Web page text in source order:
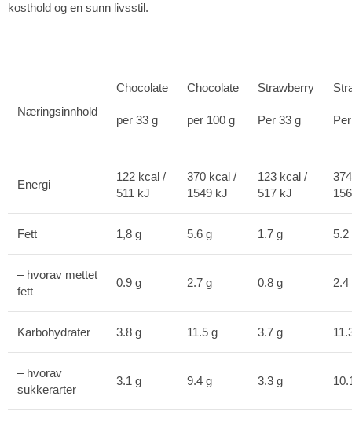
kosthold og en sunn livsstil.
Næringsinnhold
Chocolate
per 33 g
Chocolate
per 100 g
Strawberry
Per 33 g
Energi
122 kcal /
511 kJ
370 kcal /
1549 kJ
123 kcal /
517 kJ
Fett 1,8 g 5.6 g 1.7 g 5.2
– hvorav mettet
fett
0.9 g 2.7 g 0.8 g 2.4
Karbohydrater 3.8 g 11.5 g 3.7 g
– hvorav
sukkerarter
3.1 g 9.4 g 3.3 g